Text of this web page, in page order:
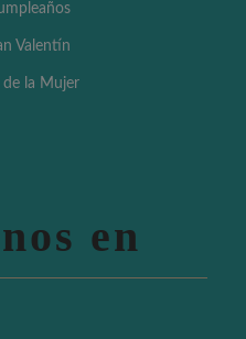
Valentín
de la Mujer
en